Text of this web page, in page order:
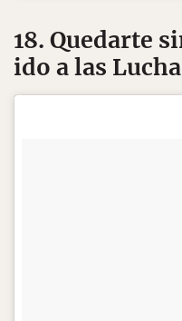
18. Quedarte
ido a las